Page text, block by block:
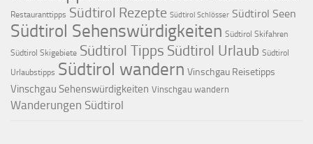
Restauranttipps Südtirol Rezepte Südtirol Schlösser Südtirol Seen
Südtirol Sehenswürdigkeiten Südtirol Skifahren
Südtirol Skigebiete Südtirol Tipps Südtirol Urlaub Südtirol
Urlaubstipps Südtirol wandern Vinschgau Reisetipps
Vinschgau Sehenswürdigkeiten Vinschgau wandern
Wanderungen Südtirol